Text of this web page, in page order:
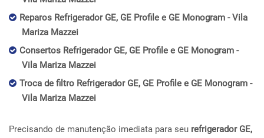
Reparos Refrigerador GE, GE Profile e GE Monogram - Vila
Mariza Mazzei
Consertos Refrigerador GE, GE Profile e GE Monogram -
Vila Mariza Mazzei
Troca de filtro Refrigerador GE, GE Profile e GE Monogram -
Vila Mariza Mazzei
Precisando de manutenção imediata para seu refrigerador GE,